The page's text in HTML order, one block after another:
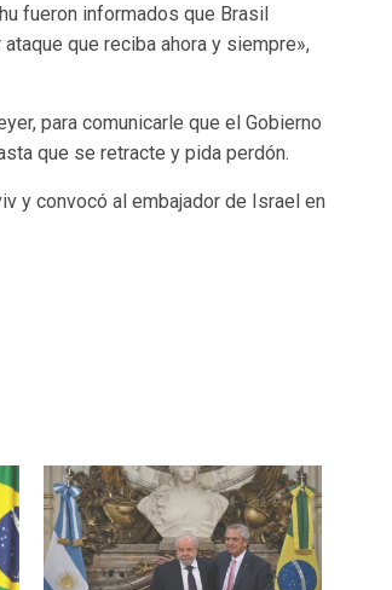
fueron informados que Brasil
que reciba ahora y siempre»,
para comunicarle que el Gobierno
que se retracte y pida perdón.
y convocó al embajador de Israel en